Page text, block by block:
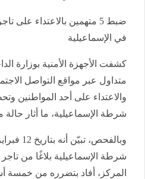
ضبط 5 متهمين بالاعتداء
في الإسماعيلية
كشفت الأجهزة الأمنية بوزارة
متداول عبر مواقع التواصل
والاعتداء على أحد المواطنين
شرطة الإسماعيلية، ما أثار حالة
وبالفحص،
شرطة الإسماعيلية بلاغًا من
المركز، أفاد بتضرره من خمسة